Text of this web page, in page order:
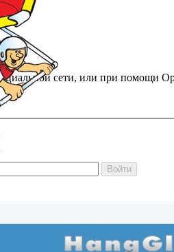
сети, или при помощи
Войти
Войти